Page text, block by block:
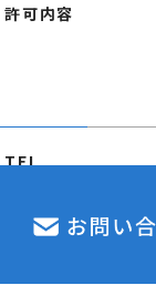
許可内容
TEL
FAX